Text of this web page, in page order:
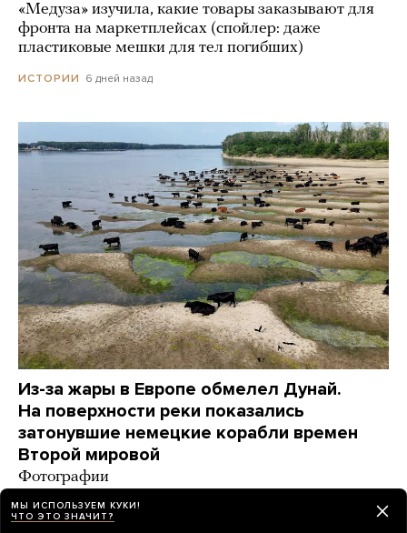
«Медуза» изучила, какие товары заказывают для
фронта на маркетплейсах (спойлер: даже
пластиковые мешки для тел погибших)
ИСТОРИИ 6 дней назад
Из-за жары в Европе обмелел Дунай.
На поверхности реки показались
затонувшие немецкие корабли времен
Второй мировой
Фотографии
НОВОСТИ 6 дней назад
МЫ ИСПОЛЬЗУЕМ КУКИ!
ЧТО ЭТО ЗНАЧИТ?